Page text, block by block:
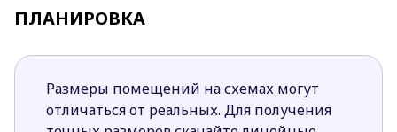
Преимущества проекта ZH71:
цветовой гамме с преобладанием
универсального белого и благородного графита.
Сочетание фасадных плит, натуральной
ПЛАНИРОВКА
Размеры помещений на схемах могут
отличаться от реальных. Для получения